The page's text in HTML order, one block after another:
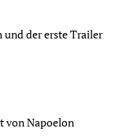
der erste Trailer
von Napoelon